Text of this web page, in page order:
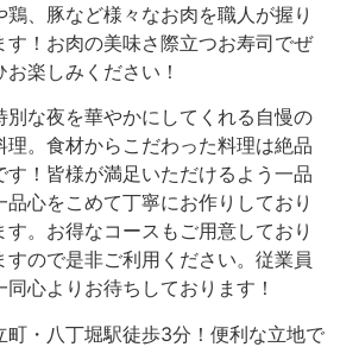
鶏、豚など様々なお肉を職人が握り
す！お肉の美味さ際立つお寿司でぜ
お楽しみください！
別な夜を華やかにしてくれる自慢の
理。食材からこだわった料理は絶品
す！皆様が満足いただけるよう一品
品心をこめて丁寧にお作りしており
す。お得なコースもご用意しており
すので是非ご利用ください。従業員
同心よりお待ちしております！
町・八丁堀駅徒歩3分！便利な立地で